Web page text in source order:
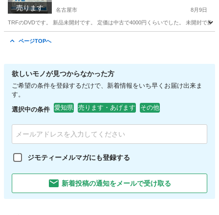
売ります 名古屋市 8月9日
TRFのDVDです。 新品未開封です。 定価は中古で4000円くらいでした。 未開封で新
ページTOPへ
欲しいモノが見つからなかった方
ご希望の条件を登録するだけで、新着情報をいち早くお届け出来ま
す。
選択中の条件 愛知県 売ります・あげます その他
ジモティーメルマガにも登録する
新着投稿の通知をメールで受け取る